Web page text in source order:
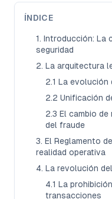
ÍNDICE
1. Introducción: La
seguridad
2. La arquitectura
2.1 La
2.2 Unificación
2.3 El cambio
del fraude
3. El Reglamento
realidad operativa
4. La revolución
4.1 La
transacciones